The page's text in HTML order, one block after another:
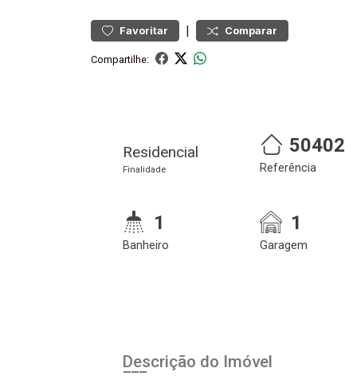
Favoritar | Comparar
Compartilhe:
Residencial
Finalidade
50402
Referência
1
Banheiro
1
Garagem
Descrição do Imóvel
Realize o login